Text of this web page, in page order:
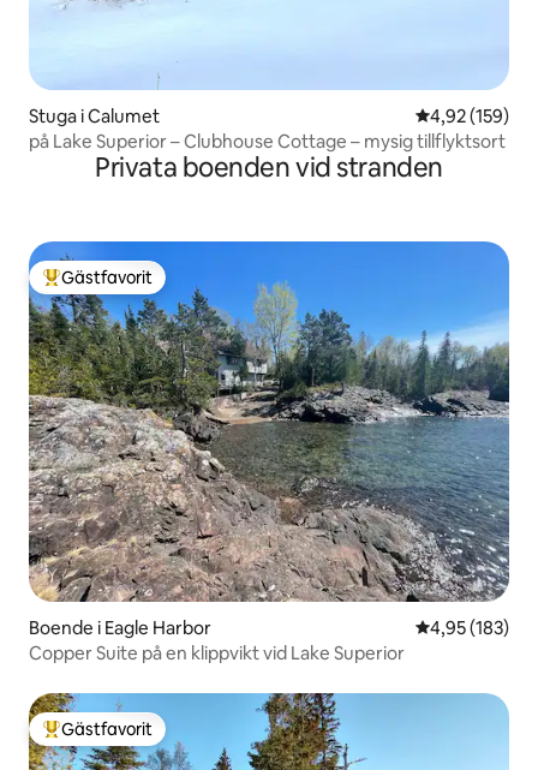
Stuga i Calumet 4,92 av 5 i
4,92 (159)
på Lake Superior – Clubhouse Cottage – mysig tillflyktsort
Privata boenden vid stranden
Populär gästfavorit
Gästfavorit
Boende i Eagle Harbor 4,95 av 5 i
4,95 (183)
Copper Suite på en klippvikt vid Lake Superior
Populär gästfavorit
Gästfavorit